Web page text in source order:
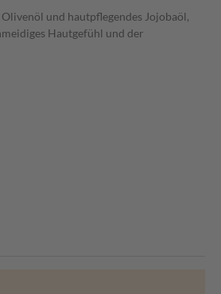
und hautpflegendes Jojobaöl,
Hautgefühl und der